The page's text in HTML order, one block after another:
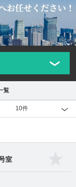
覧
10件
室